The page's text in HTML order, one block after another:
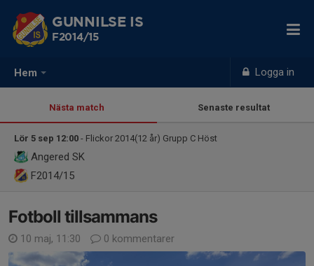
Hem Logga in
GUNNILSE IS
F2014/15
Nästa match Senaste resultat
Lör 5 sep 12:00 - Flickor 2014(12 år) Grupp C Höst
Angered SK
F2014/15
Fotboll tillsammans
10 maj, 11:30 0 kommentarer